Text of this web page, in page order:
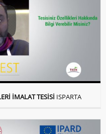
İMALAT TESİSİ ISPARTA